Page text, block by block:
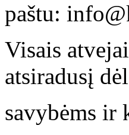
paštu:
Visais
atsiradusį
savybėms ir